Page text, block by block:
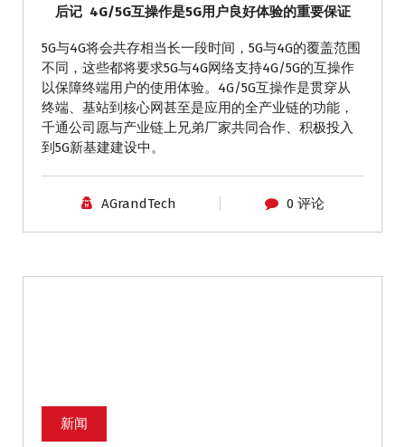
后记4G/5G互操作是5G用户良好体验的重要保证
5G与4G将会共存相当长一段时间，5G与4G的覆盖范围
不同，这些都将要求5G与4G网络支持4G/5G的互操作
以保障终端用户的使用体验。4G/5G互操作是贯穿从
终端、基站到核心网甚至是应用的全产业链的功能，
千通公司愿与产业链上兄弟厂家共同合作、积极投入
到5G新基建建设中。
AGrandTech 0 评论
新闻